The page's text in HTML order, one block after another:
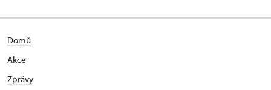
Domů
Akce
Zprávy